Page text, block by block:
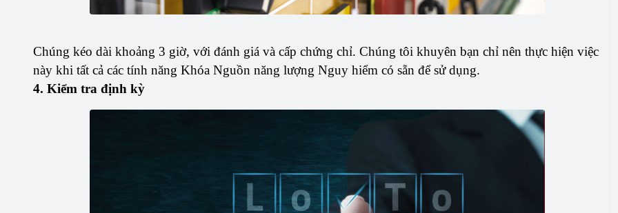
Chúng kéo dài khoảng 3 giờ, với đánh giá và cấp chứng chỉ. Chúng tôi khuyên bạn chỉ nên thực hiện việc
này khi tất cả các tính năng Khóa Nguồn năng lượng Nguy hiểm có sẵn để sử dụng.
4. Kiểm tra định kỳ